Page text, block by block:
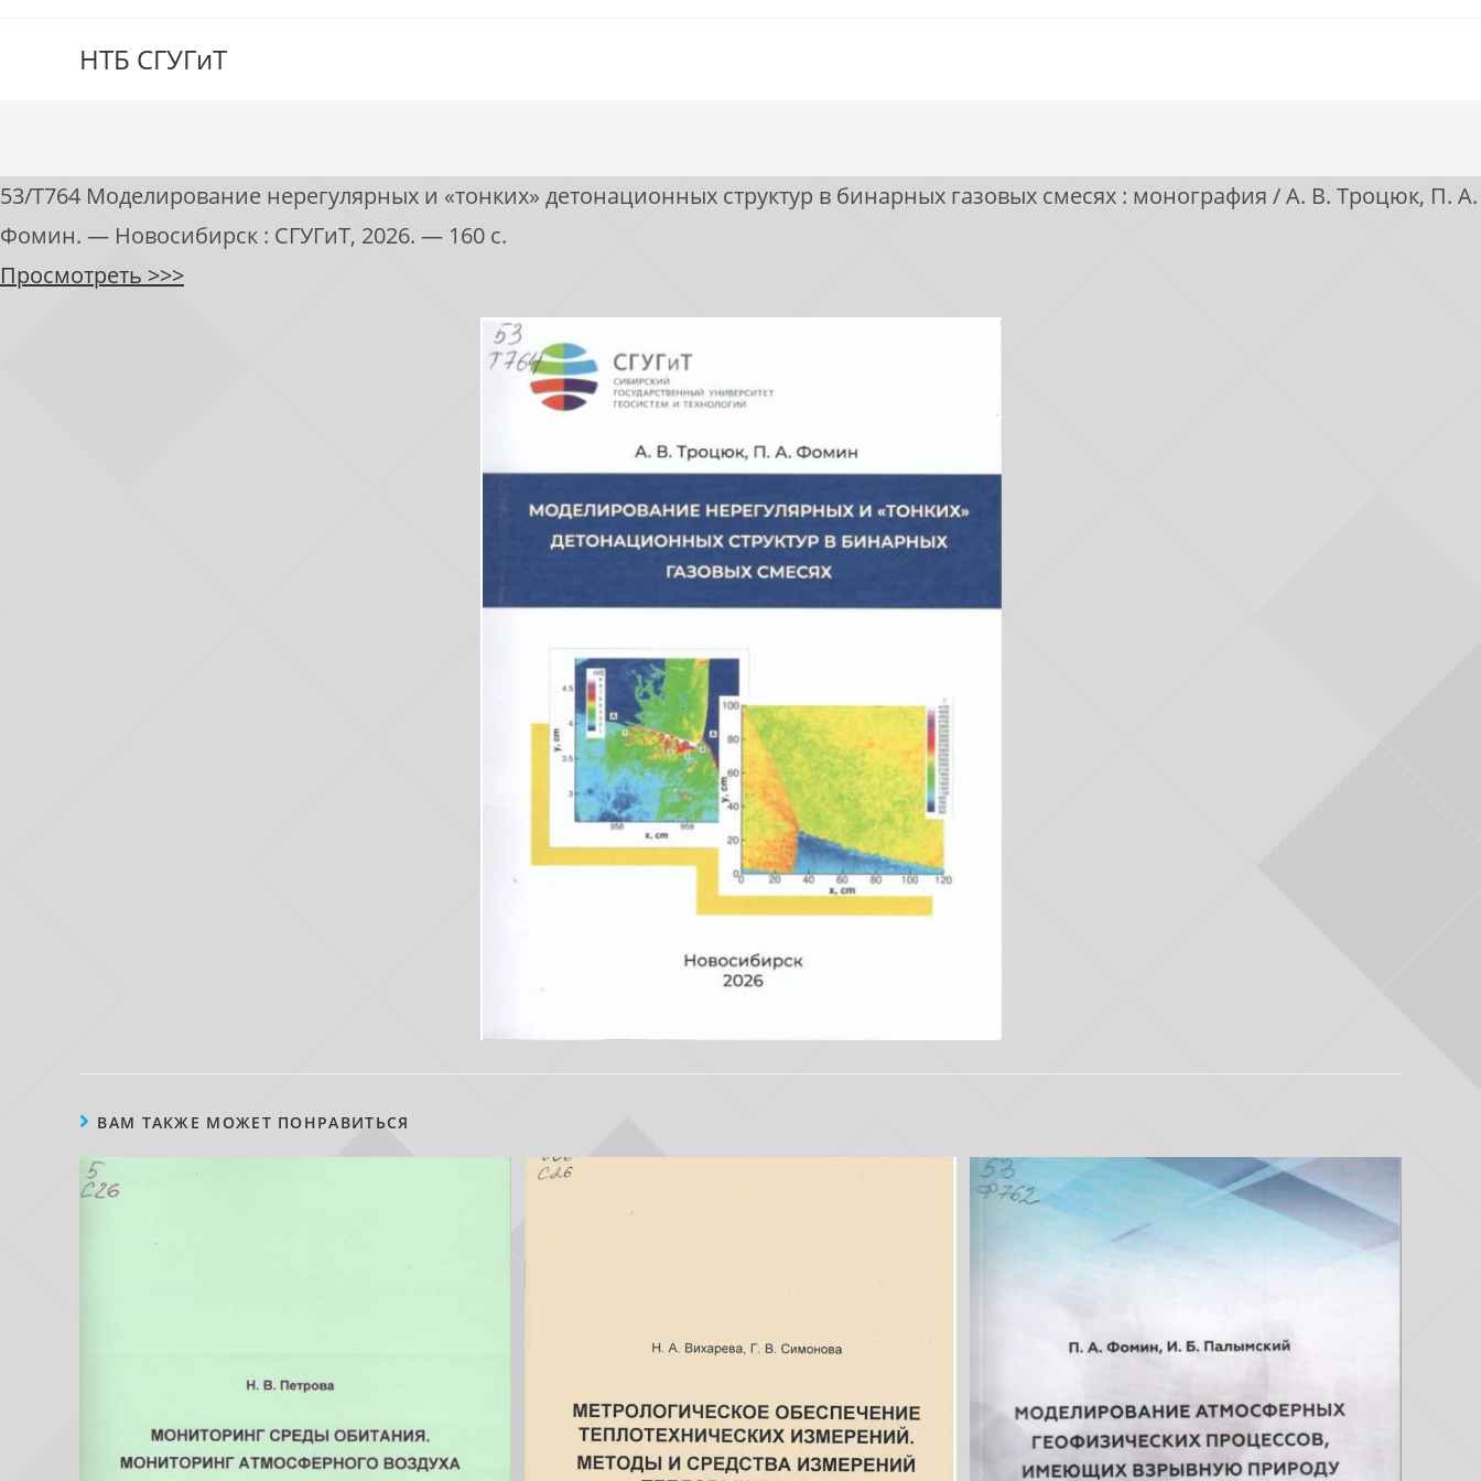
НТБ СГУГиТ
53/Т764 Моделирование нерегулярных и «тонких» детонационных структур в бинарных газовых смесях : монография / А. В. Троцюк, П. А.
Фомин. — Новосибирск : СГУГиТ, 2026. — 160 с.
Просмотреть >>>
ВАМ ТАКЖЕ МОЖЕТ ПОНРАВИТЬСЯ